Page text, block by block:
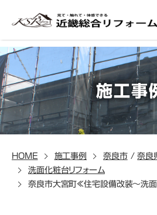
施工事
HOME 施工事例 奈良市/奈良
洗面化粧台リフォーム
奈良市大宮町≪住宅設備改装～洗